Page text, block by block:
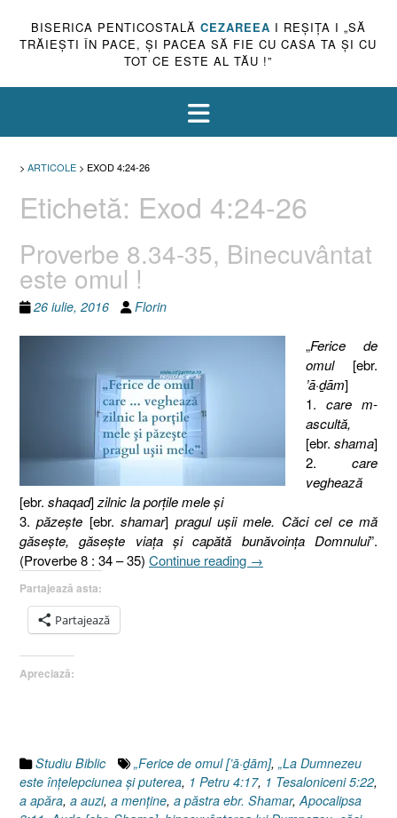
BISERICA PENTICOSTALĂ CEZAREEA I REŞIŢA I „SĂ
TRĂIEŞTI ÎN PACE, ŞI PACEA SĂ FIE CU CASA TA ŞI CU
TOT CE ESTE AL TĂU !”
> ARTICOLE > EXOD 4:24-26
Etichetă: Exod 4:24-26
Proverbe 8.34-35, Binecuvântat
este omul !
26 iulie, 2016 Florin
„Ferice de
omul[ebr.
’ā·ḏām]
1. care m-
ascultă,
[ebr. shama]
2. care
veghează
[ebr. shaqad]zilnic la porţile mele şi
3. păzeşte [ebr.shamar] pragul uşii mele. Căci cel ce mă
găseşte, găseşte viaţa şi capătă bunăvoinţa Domnului”.
(Proverbe 8 : 34 – 35) Continue reading „Proverbe
→
Partajează asta:
Partajează
Apreciază:
Studiu Biblic „Ferice de omul [’ā·ḏām], „La Dumnezeu
este înţelepciunea şi puterea, 1 Petru 4:17, 1 Tesaloniceni 5:22,
a apăra, a auzi, a menţine, a păstra ebr. Shamar,Apocalipsa